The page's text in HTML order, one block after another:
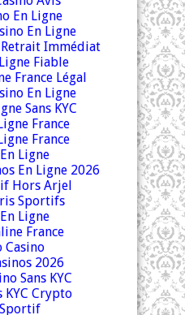
En Ligne
En Ligne
Retrait Immédiat
Fiable
France Légal
En Ligne
Sans KYC
France
France
Ligne
En Ligne 2026
Hors Arjel
Sportifs
Ligne
France
Casino
2026
Sans KYC
KYC Crypto